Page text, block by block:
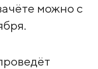
можно с